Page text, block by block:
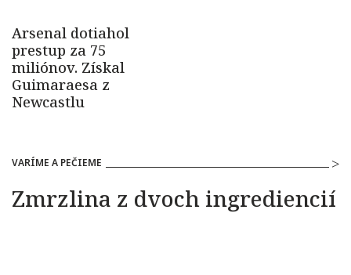
VARÍME A PEČIEME